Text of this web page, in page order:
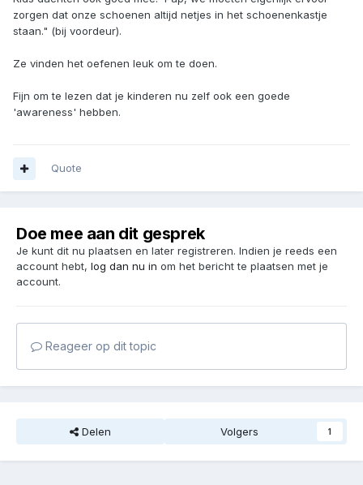
zorgen dat onze schoenen altijd netjes in het schoenenkastje
staan." (bij voordeur).
Ze vinden het oefenen leuk om te doen.
Fijn om te lezen dat je kinderen nu zelf ook een goede
'awareness' hebben.
Quote
Doe mee aan dit gesprek
Je kunt dit nu plaatsen en later registreren. Indien je reeds een
account hebt, log dan nu in om het bericht te plaatsen met je
account.
Reageer op dit topic
Delen Volgers 1